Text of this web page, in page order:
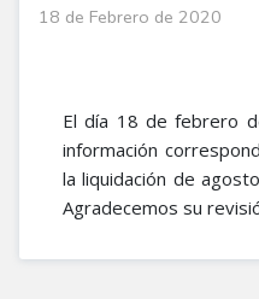
18 de Febrero de 2020
El día 18 de febrero
información
la liquidación de
Agradecemos su